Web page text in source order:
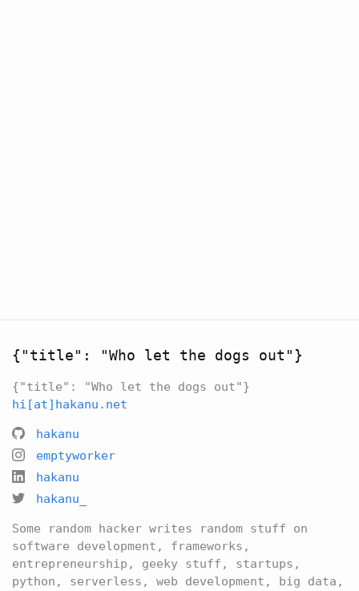
{"title": "Who let the dogs out"}
{"title": "Who let the dogs out"}
hi[at]hakanu.net
hakanu
emptyworker
hakanu
hakanu_
Some random hacker writes random stuff on
software development, frameworks,
entrepreneurship, geeky stuff, startups,
python, serverless, web development, big data,